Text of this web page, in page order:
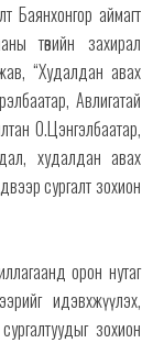
Баянхонгор аймагт
төвийн захирал
“Худалдан авах
Авлигатай
О.Цэнгэлбаатар,
худалдан авах
сургалт зохион
орон нутаг
идэвхжүүлэх,
зохион